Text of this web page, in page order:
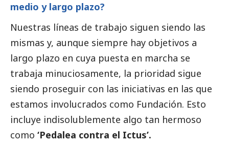
medio y largo plazo?
Nuestras líneas de trabajo siguen siendo las
mismas y, aunque siempre hay objetivos a
largo plazo en cuya puesta en marcha se
trabaja minuciosamente, la prioridad sigue
siendo proseguir con las iniciativas en las que
estamos involucrados como Fundación. Esto
incluye indisolublemente algo tan hermoso
como ‘Pedalea contra el Ictus’.